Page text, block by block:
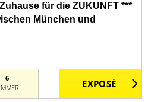
für die ZUKUNFT ***
München und
6